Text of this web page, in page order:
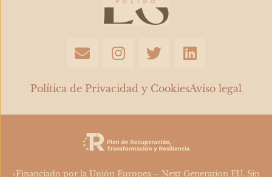
E
n
e
o
p
e
I
n
t
g
r
a
m
T
w
t
e
r
L
i
k
d
n
Política de Privacidad y CookiesAviso legal
«Financiado por la Unión Europea – Next Generation EU. Sin